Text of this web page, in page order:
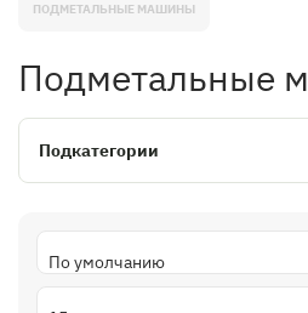
ПОДМЕТАЛЬНЫЕ МАШИНЫ
Подметальные
Подкатегории